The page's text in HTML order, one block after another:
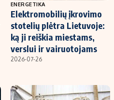
ENERGETIKA
Elektromobilių įkrovimo
stotelių plėtra Lietuvoje:
ką ji reiškia miestams,
verslui ir vairuotojams
2026-07-26